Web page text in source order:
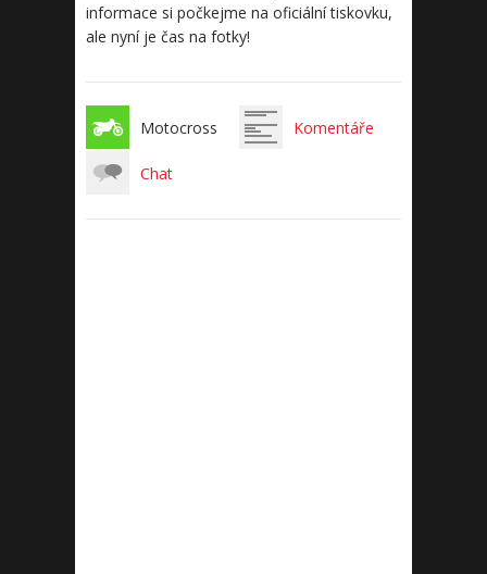
informace si počkejme na oficiální tiskovku,
ale nyní je čas na fotky!
Motocross Komentáře
Chat